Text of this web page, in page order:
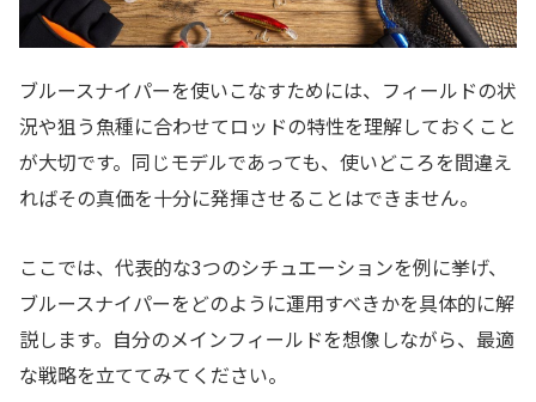
ブルースナイパーを使いこなすためには、フィールドの状
況や狙う魚種に合わせてロッドの特性を理解しておくこと
が大切です。同じモデルであっても、使いどころを間違え
ればその真価を十分に発揮させることはできません。
ここでは、代表的な3つのシチュエーションを例に挙げ、
ブルースナイパーをどのように運用すべきかを具体的に解
説します。自分のメインフィールドを想像しながら、最適
な戦略を立ててみてください。